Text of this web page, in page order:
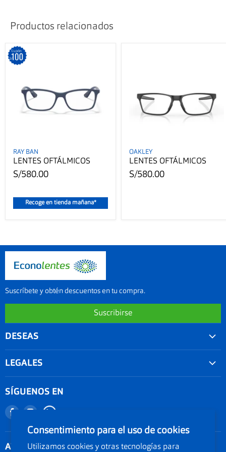
Consentimiento para el uso de cookies
Utilizamos cookies y otras tecnologías para
Productos relacionados
RAY BAN
LENTES OFTÁLMICOS
S/580.00
Recoge en tienda mañana*
OAKLEY
LENTES OFTÁLMICOS
S/580.00
Suscríbete y obtén descuentos en tu compra.
Suscribirse
DESEAS
Seguimiento de Pedido
Nuestro blog
Documentos Electronicos Topsa Peru S.A.C
Documentos Electrónicos GMO Peru S.A.C
LEGALES
Promociones
Políticas de Envío
Política de privacidad
SÍGUENOS EN
Encuéntranos
Encuéntranos
ATENCIÓN AL CLIENTE